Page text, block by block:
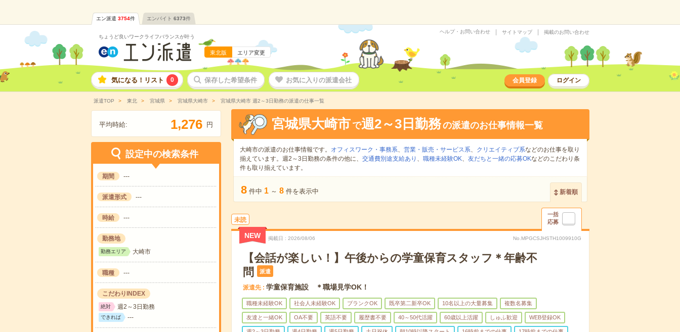
エン派遣 3754件 エンバイト 6373件
ちょうど良いワークライフバランスが叶う
東北版 エリア変更
ヘルプ・お問い合わせ サイトマップ 掲載のお問い合わせ
気になる！リスト 0 保存した希望条件 お気に入りの派遣会社 会員登録 ログイン
派遣TOP 東北 宮城県 宮城県大崎市 宮城県大崎市 週2～3日勤務の派遣の仕事一覧
平均時給: 1,276 円
設定中の検索条件
期間 ---
派遣形式 ---
時給 ---
勤務地
勤務エリア 大崎市
職種 ---
こだわりINDEX
絶対 週2～3日勤務
できれば ---
宮城県大崎市 で週2～3日勤務の派遣のお仕事情報一覧
大崎市の派遣のお仕事情報です。 オフィスワーク・事務系、 営業・販売・サービス系、 クリエイティブ系などのお仕事を取り
揃えています。週2～3日勤務の条件の他に、 交通費別途支給あり 、 職種未経験OK、 友だちと一緒の応募OKなどのこだわり条
件も取り揃えています。
8 件中 1 ～ 8 件を表示中 新着順
未読
一括
応募
NEW 掲載日 2026/08/06 No.MPGCSJHSTH1009910G
【会話が楽しい！】午後からの学童保育スタッフ＊年齢不
問
派遣
派遣先 学童保育施設 ＊職場見学OK！
職種未経験OK 社会人未経験OK ブランクOK 既卒第二新卒OK 10名以上の大量募集 複数名募集
友達と一緒OK OA不要 英語不要 履歴書不要 40～50代活躍 60歳以上活躍 しゅふ歓迎 WEB登録OK